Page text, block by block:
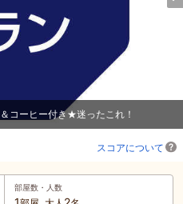
コーヒー付き★迷ったこれ！
スコアについて
部屋数・人数